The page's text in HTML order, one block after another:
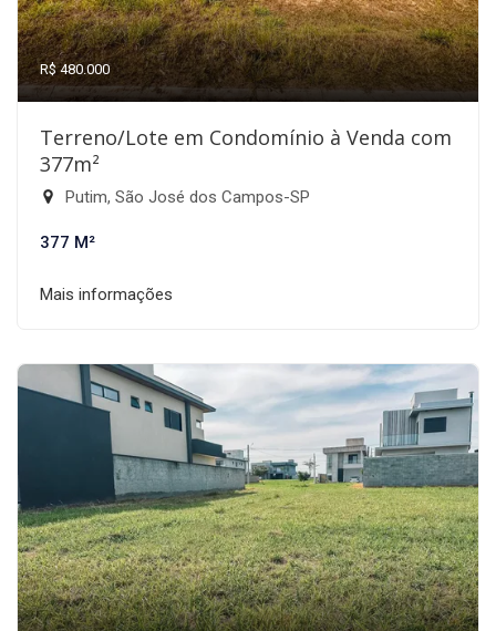
R$ 480.000
Terreno/Lote em Condomínio à Venda com
377m²
Putim, São José dos Campos-SP
377 M²
Mais informações